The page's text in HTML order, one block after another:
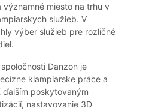
miesto na trhu v
služieb. V
výber služieb pre rozličné
Danzon je
klampiarske práce a
ďalším poskytovaným
nastavovanie 3D